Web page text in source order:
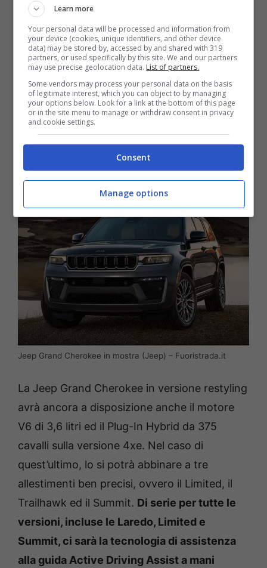
picco di coppia pari a 450 Nm, appena
lanciato dal gruppoStellantise che fa il
proprio esordio su questo modello. Parliamo
di un 4 cilindri di 2 litri di cilindrata, che risulta
essere più potente ed efficiente rispetto al
Pentastar V6. Il nuovo motore potrà essere
integrato anche con sistemi ibridi e Plug-In
Hybrid, e rappresenta un passo in avanti
notevole sul fronte tecnologico.
Jeep Grand Cherokee in mostra (Jeep) – Fuoristrada.it
La Jeep Grand Cherokee in versione restyling
avrà ancora a disposizione anche il motore
V6 di 3,6 litri ed il Plug-In Hybrid da 375
cavalli sulla versione 4xe. Nel caso di
quest’ultimo, lo si potrà abbinare a tre
allestimenti ben precisi, ovvero il Limited, il
Trailhawk ed il Summit. Di serie per tutte le
versioni, incluse le Laredo, Limited e
Summit, ci sarà la tecnologia di assistenza
alla guida Active Driving Assist a mani
Learn more
Your personal data will be processed and information from
your device (cookies, unique identifiers, and other device
data) may be stored by, accessed by and shared with 319
partners, or used specifically by this site. We and our partners
may use precise geolocation data. List of partners.
Some vendors may process your personal data on the basis
of legitimate interest, which you can object to by managing
your options below. Look for a link at the bottom of this page
or in the site menu to manage or withdraw consent in privacy
and cookie settings.
Consent
Manage options